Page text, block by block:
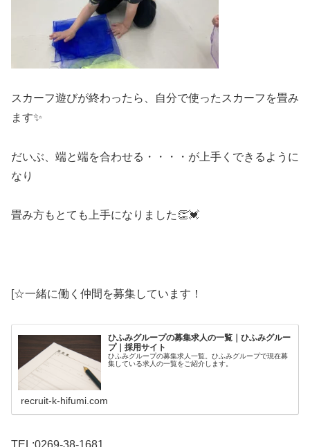
スカーフ遊びが終わったら、自分で使ったスカーフを畳み
ます✨
だいぶ、端と端を合わせる・・・・が上手くできるように
なり
畳み方もとても上手になりました👏💓
[☆一緒に働く仲間を募集しています！
ひふみグループの募集求人の一覧｜ひふみグルー
プ｜採用サイト
ひふみグループの募集求人一覧。ひふみグループで現在募
集している求人の一覧をご紹介します。
recruit-k-hifumi.com
TEL:0269-38-1681